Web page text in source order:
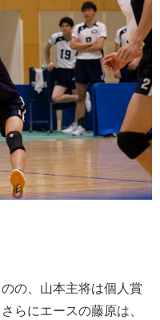
の、山本主将は個人賞
らにエースの藤原は、